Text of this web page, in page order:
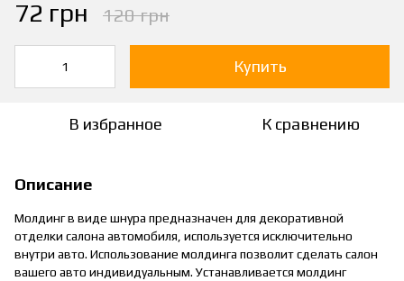
72 грн 120 грн
Купить
В избранное К сравнению
Описание
Молдинг в виде шнура предназначен для декоративной
отделки салона автомобиля, используется исключительно
внутри авто. Использование молдинга позволит сделать салон
вашего авто индивидуальным. Устанавливается молдинг